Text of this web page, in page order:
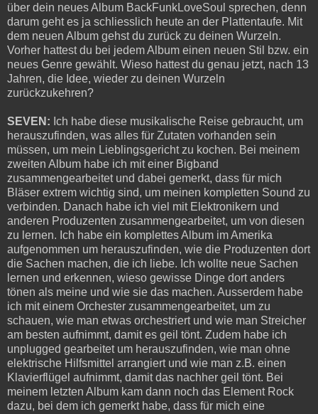
über dein neues Album BackFunkLoveSoul sprechen, denn
darum geht es ja schliesslich heute an der Plattentaufe. Mit
dem neuen Album gehst du zurück zu deinen Wurzeln.
Vorher hattest du bei jedem Album einen neuen Stil bzw. ein
neues Genre gewählt. Wieso hattest du genau jetzt, nach 13
Jahren, die Idee, wieder zu deinen Wurzeln
zurückzukehren?
SEVEN: Ich habe diese musikalische Reise gebraucht, um
herauszufinden, was alles für Zutaten vorhanden sein
müssen, um mein Lieblingsgericht zu kochen. Bei meinem
zweiten Album habe ich mit einer Bigband
zusammengearbeitet und dabei gemerkt, dass für mich
Bläser extrem wichtig sind, um meinen kompletten Sound zu
verbinden. Danach habe ich viel mit Elektronikern und
anderen Produzenten zusammengearbeitet, um von diesen
zu lernen. Ich habe ein komplettes Album im Amerika
aufgenommen um herauszufinden, wie die Produzenten dort
die Sachen machen, die ich liebe. Ich wollte neue Sachen
lernen und erkennen, wieso gewisse Dinge dort anders
tönen als meine und wie sie das machen. Ausserdem habe
ich mit einem Orchester zusammengearbeitet, um zu
schauen, wie man etwas orchestriert und wie man Streicher
am besten aufnimmt, damit es geil tönt. Zudem habe ich
unplugged gearbeitet um herauszufinden, wie man ohne
elektrische Hilfsmittel arrangiert und wie man z.B. einen
Klavierflügel aufnimmt, damit das nachher geil tönt. Bei
meinem letzten Album kam dann noch das Element Rock
dazu, bei dem ich gemerkt habe, dass für mich eine